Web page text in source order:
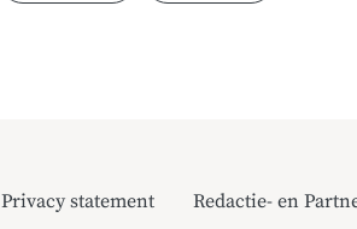
Privacy statement Redactie- en